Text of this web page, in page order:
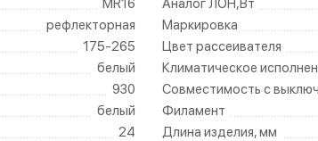
MR16
рефлекторная
175-265
белый
930
белый
24
Аналог ЛОН,Вт
Маркировка
Цвет рассеивателя
Климатическое
Совместимость с
Филамент
Длина изделия, мм